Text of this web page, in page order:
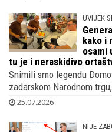
UVIJEK
kako i
osami
tu je i neraskidivo
Snimili smo legendu
zadarskom Narodnom
25.07.2026
NIJE